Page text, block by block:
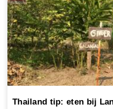
Thailand tip: eten bij